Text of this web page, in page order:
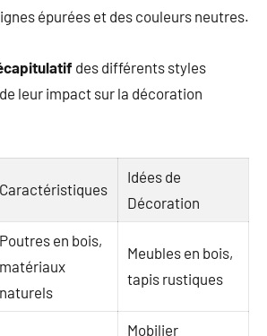
épurées et des couleurs neutres.
des différents styles
leur impact sur la décoration
Caractéristiques
Idées de
Décoration
Poutres en bois,
matériaux
naturels
Meubles en bois,
tapis rustiques
Mobilier